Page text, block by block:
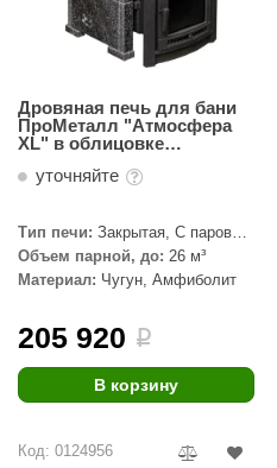
камень
ecology
Дровяная печь для бани
ПроМеталл "Атмосфера
ХL" в облицовке
уточняйте
Тип печи: Закрытая, С паровой
пушкой
Объем парной, до: 26 м³
Материал: Чугун, Амфиболит
205 920 i
В корзину
Код: 0124956